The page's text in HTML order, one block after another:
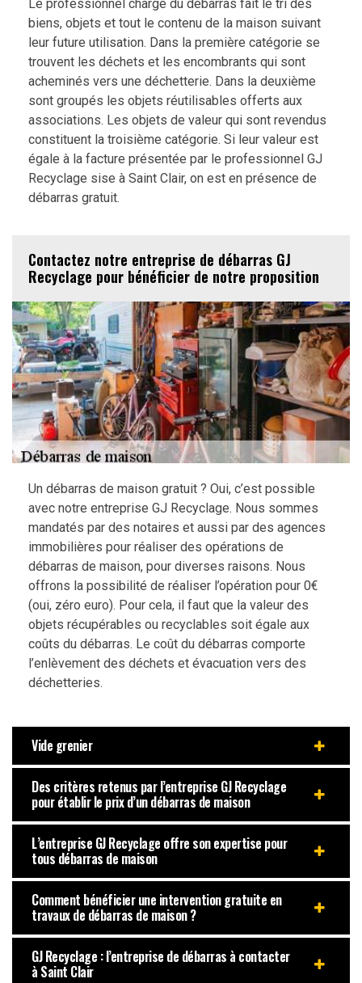
Le professionnel chargé du débarras fait le tri des
biens, objets et tout le contenu de la maison suivant
leur future utilisation. Dans la première catégorie se
trouvent les déchets et les encombrants qui sont
acheminés vers une déchetterie. Dans la deuxième
sont groupés les objets réutilisables offerts aux
associations. Les objets de valeur qui sont revendus
constituent la troisième catégorie. Si leur valeur est
égale à la facture présentée par le professionnel GJ
Recyclage sise à Saint Clair, on est en présence de
débarras gratuit.
Contactez notre entreprise de débarras GJ
Recyclage pour bénéficier de notre proposition
Un débarras de maison gratuit ? Oui, c’est possible
avec notre entreprise GJ Recyclage. Nous sommes
mandatés par des notaires et aussi par des agences
immobilières pour réaliser des opérations de
débarras de maison, pour diverses raisons. Nous
offrons la possibilité de réaliser l’opération pour 0€
(oui, zéro euro). Pour cela, il faut que la valeur des
objets récupérables ou recyclables soit égale aux
coûts du débarras. Le coût du débarras comporte
l’enlèvement des déchets et évacuation vers des
déchetteries.
Vide grenier
Des critères retenus par l’entreprise GJ Recyclage
pour établir le prix d’un débarras de maison
L’entreprise GJ Recyclage offre son expertise pour
tous débarras de maison
Comment bénéficier une intervention gratuite en
travaux de débarras de maison ?
GJ Recyclage : l’entreprise de débarras à contacter
à Saint Clair